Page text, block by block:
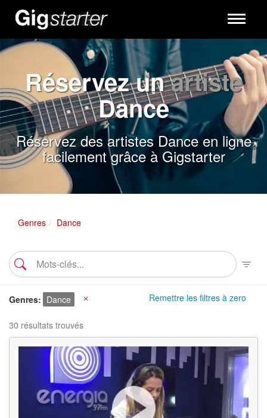
Toggle
Réservez unartiste
Dance
Réservez des artistes Dance en ligne
facilement grâce à Gigstarter
Genres Dance
Remettre les filtres à zero
Genres Dance
30 résultats trouvés